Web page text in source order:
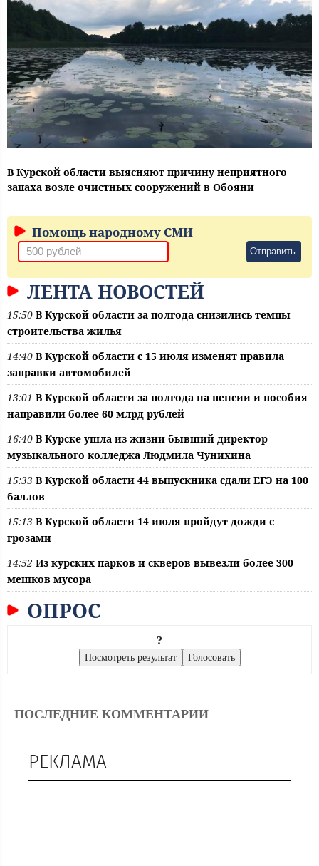
В Курской области выясняют причину неприятного
запаха возле очистных сооружений в Обояни
Помощь народному СМИ
Отправить
ЛЕНТА НОВОСТЕЙ
15:50 В Курской области за полгода снизились темпы
строительства жилья
14:40 В Курской области с 15 июля изменят правила
заправки автомобилей
13:01 В Курской области за полгода на пенсии и пособия
направили более 60 млрд рублей
16:40 В Курске ушла из жизни бывший директор
музыкального колледжа Людмила Чунихина
15:33 В Курской области 44 выпускника сдали ЕГЭ на 100
баллов
15:13 В Курской области 14 июля пройдут дожди с
грозами
14:52 Из курских парков и скверов вывезли более 300
мешков мусора
ОПРОС
?
ПОСЛЕДНИЕ КОММЕНТАРИИ
РЕКЛАМА